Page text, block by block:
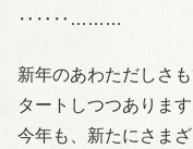
‥‥‥………
新年のあわただしさ
タートしつつあります
今年も、新たにさま